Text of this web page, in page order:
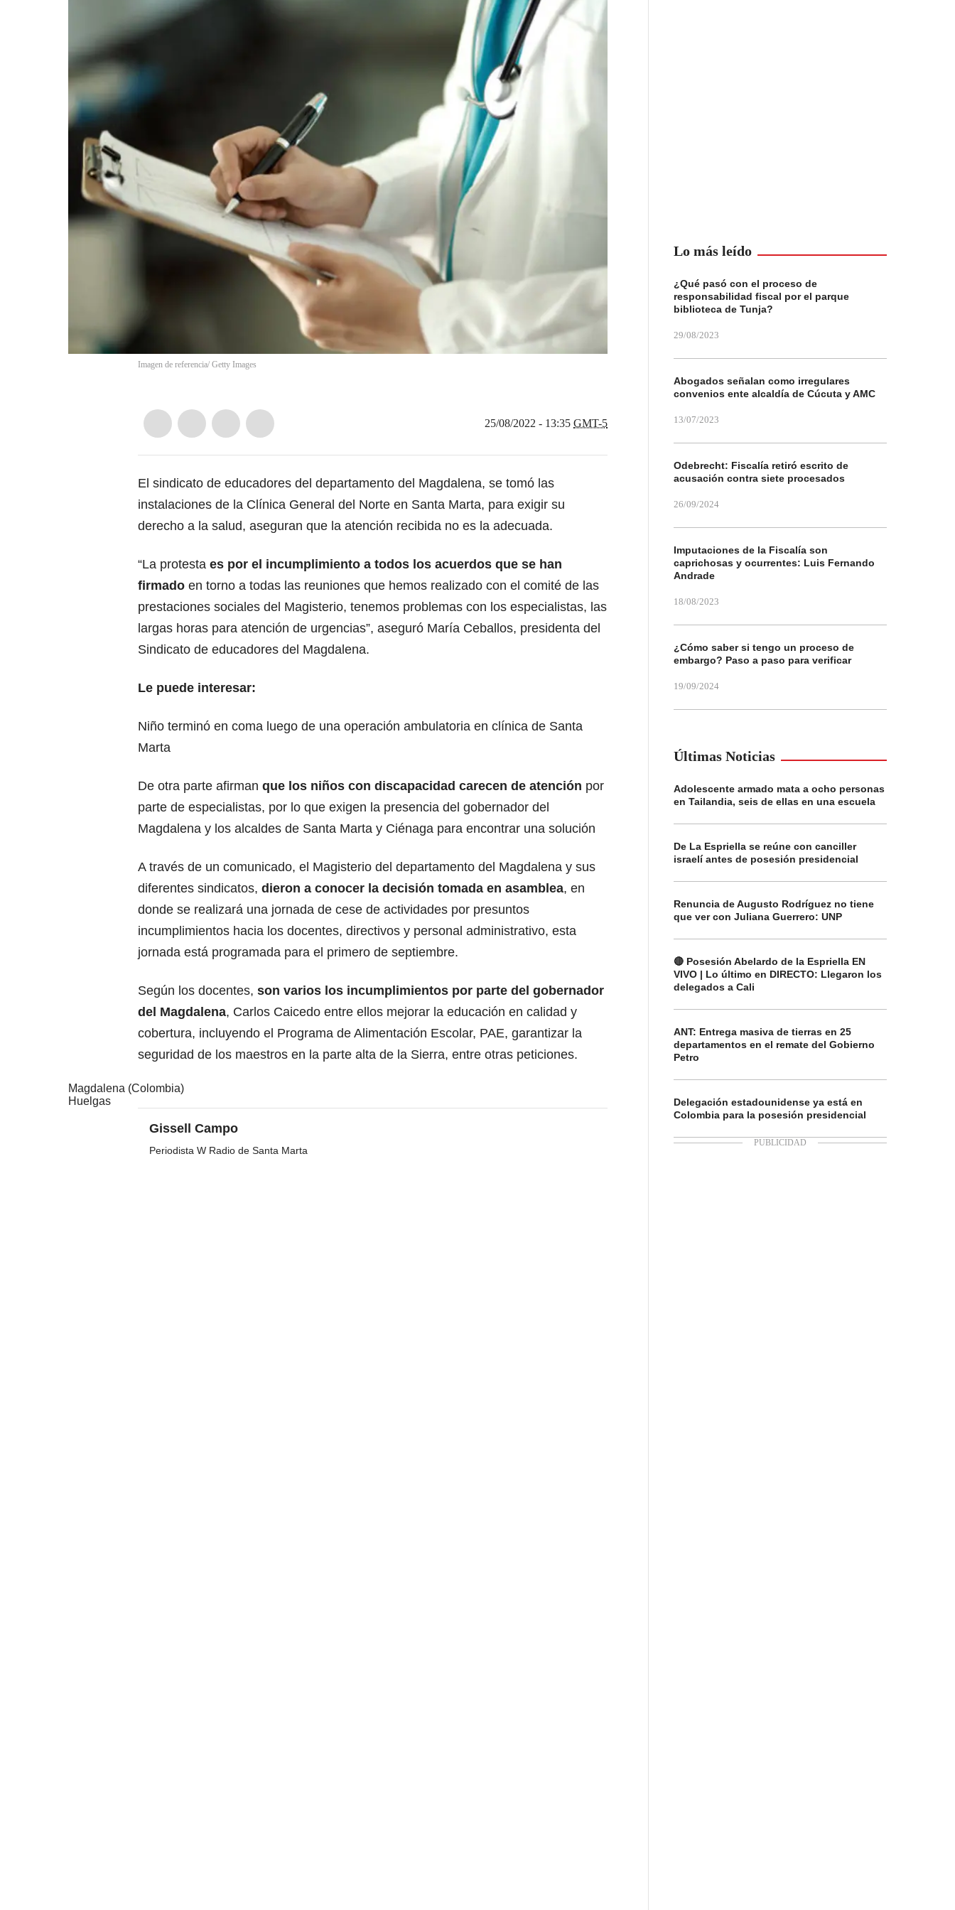
Imagen de referencia/ Getty Images
25/08/2022 - 13:35 GMT-5
El sindicato de educadores del departamento del Magdalena, se tomó las
instalaciones de la Clínica General del Norte en Santa Marta, para exigir su
derecho a la salud, aseguran que la atención recibida no es la adecuada.
“La protesta es por el incumplimiento a todos los acuerdos que se han
firmado en torno a todas las reuniones que hemos realizado con el comité de las
prestaciones sociales del Magisterio, tenemos problemas con los especialistas, las
largas horas para atención de urgencias”, aseguró María Ceballos, presidenta del
Sindicato de educadores del Magdalena.
Le puede interesar:
Niño terminó en coma luego de una operación ambulatoria en clínica de Santa
Marta
De otra parte afirman que los niños con discapacidad carecen de atención por
parte de especialistas, por lo que exigen la presencia del gobernador del
Magdalena y los alcaldes de Santa Marta y Ciénaga para encontrar una solución
A través de un comunicado, el Magisterio del departamento del Magdalena y sus
diferentes sindicatos, dieron a conocer la decisión tomada en asamblea, en
donde se realizará una jornada de cese de actividades por presuntos
incumplimientos hacia los docentes, directivos y personal administrativo, esta
jornada está programada para el primero de septiembre.
Según los docentes, son varios los incumplimientos por parte del gobernador
del Magdalena, Carlos Caicedo entre ellos mejorar la educación en calidad y
cobertura, incluyendo el Programa de Alimentación Escolar, PAE, garantizar la
seguridad de los maestros en la parte alta de la Sierra, entre otras peticiones.
Magdalena (Colombia)
Huelgas
Gissell Campo
Periodista W Radio de Santa Marta
Lo más leído
¿Qué pasó con el proceso de
responsabilidad fiscal por el parque
biblioteca de Tunja?
29/08/2023
Abogados señalan como irregulares
convenios ente alcaldía de Cúcuta y AMC
13/07/2023
Odebrecht: Fiscalía retiró escrito de
acusación contra siete procesados
26/09/2024
Imputaciones de la Fiscalía son
caprichosas y ocurrentes: Luis Fernando
Andrade
18/08/2023
¿Cómo saber si tengo un proceso de
embargo? Paso a paso para verificar
19/09/2024
Últimas Noticias
Adolescente armado mata a ocho personas
en Tailandia, seis de ellas en una escuela
De La Espriella se reúne con canciller
israelí antes de posesión presidencial
Renuncia de Augusto Rodríguez no tiene
que ver con Juliana Guerrero: UNP
🔴 Posesión Abelardo de la Espriella EN
VIVO | Lo último en DIRECTO: Llegaron los
delegados a Cali
ANT: Entrega masiva de tierras en 25
departamentos en el remate del Gobierno
Petro
Delegación estadounidense ya está en
Colombia para la posesión presidencial